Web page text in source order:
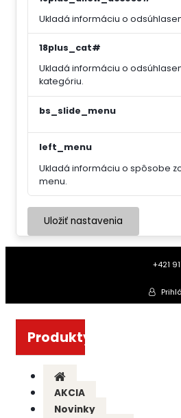
Ukladá informáciu o
18plus_cat#
Ukladá informáciu o
kategóriu.
bs_slide_menu
left_menu
Ukladá informáciu o spôsobe
menu.
Uložiť nastavenia
+421
Produkty
AKCIA
Novinky